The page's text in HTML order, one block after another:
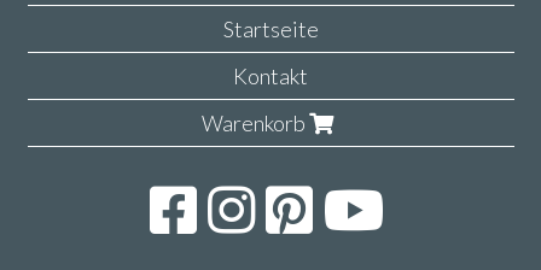
Startseite
Kontakt
Warenkorb